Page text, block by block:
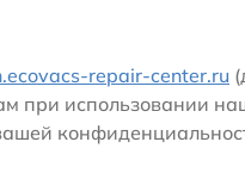
repair-center.ru
при использовании